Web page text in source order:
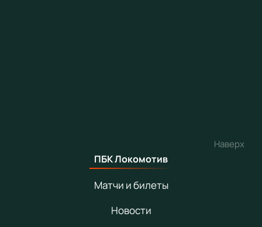
Наверх
ПБК Локомотив
Матчи и билеты
Новости